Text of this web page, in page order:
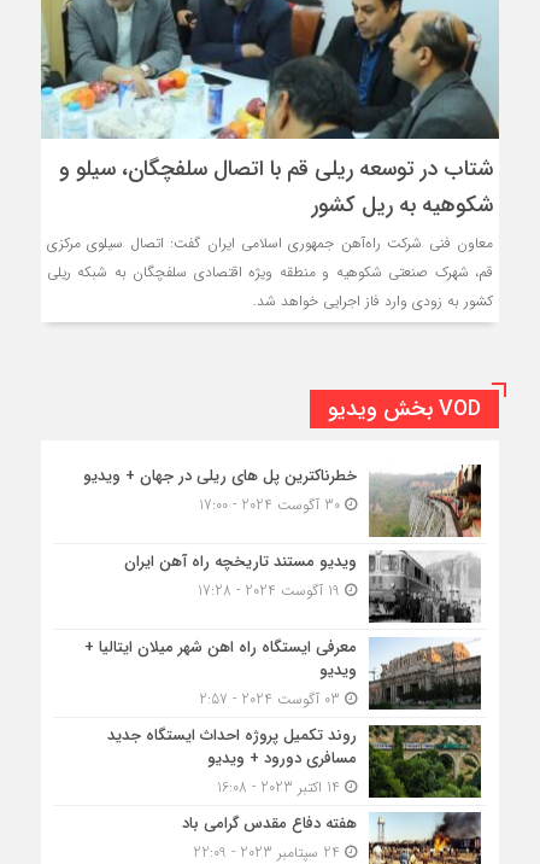
شتاب در توسعه ریلی قم با اتصال سلفچگان، سیلو و
شکوهیه به ریل کشور
معاون فنی شرکت راه‌آهن جمهوری اسلامی ایران گفت: اتصال سیلوی مرکزی
قم، شهرک صنعتی شکوهیه و منطقه ویژه اقتصادی سلفچگان به شبکه ریلی
کشور به زودی وارد فاز اجرایی خواهد شد.
VOD بخش ویدیو
خطرناکترین پل های ریلی در جهان + ویدیو
30 آگوست 2024 - 17:00
ویدیو مستند تاریخچه راه آهن ایران
معرفی ایستگاه راه اهن شهر میلان ایتالیا +
ویدیو
روند تکمیل پروژه احداث ایستگاه جدید
مسافری دورود + ویدیو
هفته دفاع مقدس گرامی باد